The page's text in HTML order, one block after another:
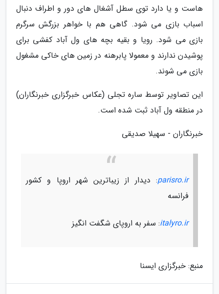
هاست و یا دارد توی سطل آشغال های دور و اطراف دنبال
اسباب بازی می شود. گاهی هم با خواهر بزرگش سرگرم
بازی می شود. رویا و بقیه بچه های ول آباد کفشی برای
پوشیدن ندارند و معمولا پابرهنه در زمین های خاکی مشغول
بازی می شوند.
این تصاویر توسط ساره تجلی (عکاس خبرگزاری خبرنگاران)
در منطقه ول آباد ثبت شده است.
خبرنگاران - سهیلا صدیقی
parisro.ir: دیدار از زیباترین شهر اروپا و کشور
فرانسه
italyro.ir: سفر به اروپای شگفت انگیز
منبع: خبرگزاری ایسنا